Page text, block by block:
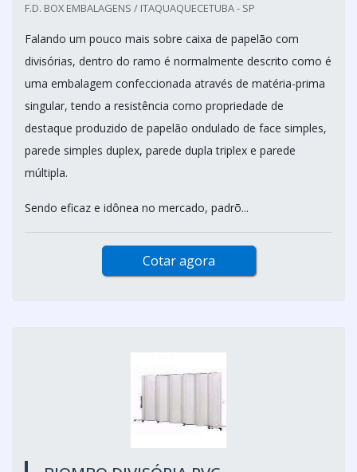
F.D. BOX EMBALAGENS / ITAQUAQUECETUBA - SP
Falando um pouco mais sobre caixa de papelão com
divisórias, dentro do ramo é normalmente descrito como é
uma embalagem confeccionada através de matéria-prima
singular, tendo a resistência como propriedade de
destaque produzido de papelão ondulado de face simples,
parede simples duplex, parede dupla triplex e parede
múltipla.
Sendo eficaz e idônea no mercado, padrõ...
Cotar agora